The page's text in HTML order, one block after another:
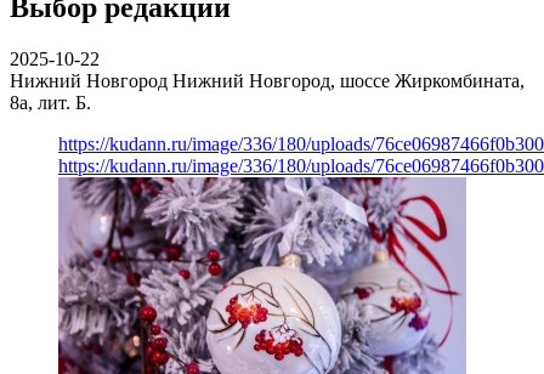
Выбор редакции
2025-10-22
Нижний Новгород Нижний Новгород, шоссе Жиркомбината,
8а, лит. Б.
https://kudann.ru/image/336/180/uploads/
https://kudann.ru/image/336/180/uploads/